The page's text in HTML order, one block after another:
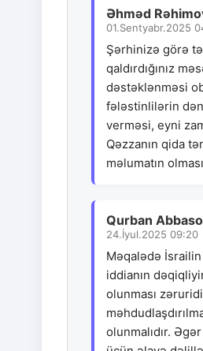
Əhməd
01.Sentyabr.2025
Şərhinizə görə
qaldırdığınız
dəstəklənməsi
fələstinlilərin
verməsi, eyni
Qəzzanın qida
məlumatın
Qurban
24.İyul.2025 09:20
Məqalədə
iddianın
olunması
olunmalıdır.